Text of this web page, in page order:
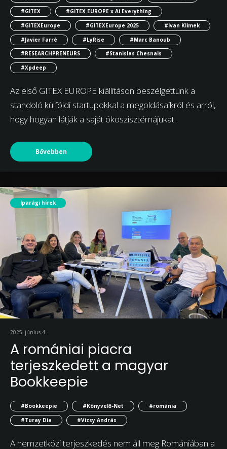
#GITEX
#GITEX EUROPE x Ai Everything
#GITEXEurope
#GITEXEurope 2025
#Ivan Klimek
#Javier Farré
#LyRise
#Marc Banoub
#RESEARCHPRENEURS
#Stanislas Chesnais
#Xpdeep
Az első GITEX EUROPE kiállításon beszélgettünk a
standoló külföldi startupokkal a megoldásaikról és arról,
hogy hogyan látják a saját ökoszisztémájukat.
Bővebben
Iparági hírek
2025. június 4.
A romániai piacra
terjeszkedett a magyar
Bookkeepie
#Bookkeepie #Könyvelő-Net
#románia
#Turay Dia
#Vizsy András
A nemzetközi terjeszkedés nem áll meg Romániában a